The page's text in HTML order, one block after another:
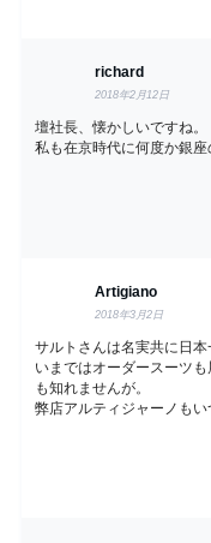
richard
2018年2月12日
壇社長、懐かしいですね。
私も在京時代に何度か銀座
Artigiano
2018年3月2日
サルトさんは名実共に日本
いまではオーダースーツ
も知れませんが。
弊店アルティジャーノもい